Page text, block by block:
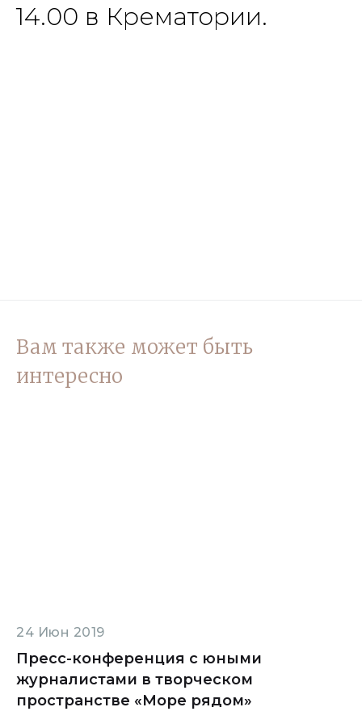
14.00 в Крематории.
Вам также может быть
интересно
24 Июн 2019
Пресс-конференция с юными
журналистами в творческом
пространстве «Море рядом»